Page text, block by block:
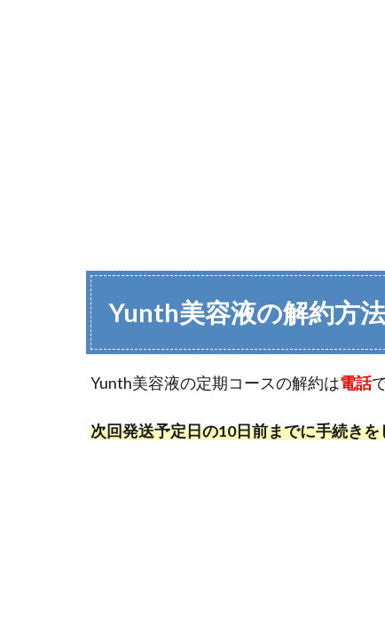
Yunth美容液の解約方
Yunth美容液の定期コースの解約は電話
次回発送予定日の10日前までに手続きを